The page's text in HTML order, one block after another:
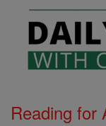
Reading for